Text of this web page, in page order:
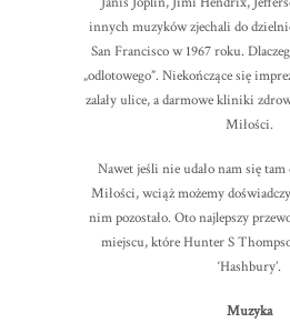
innych muzyków zjechali do
San Francisco w 1967 roku.
„odlotowego”. Niekończące się
zalały ulice, a darmowe kliniki
Miłości.
Nawet jeśli nie udało nam się tam
Miłości, wciąż możemy
nim pozostało. Oto najlepszy
miejscu, które Hunter S
‘Hashbury’.
Muzyka